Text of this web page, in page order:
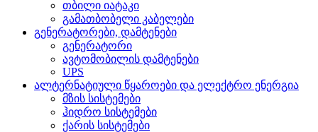
თბილი იატაკი
გამათბობელი კაბელები
გენერატორები, დამტენები
გენერატორი
ავტომობილის დამტენები
UPS
ალტერნატიული წყაროები და ელექტრო ენერგია
მზის სისტემები
ჰიდრო სისტემები
ქარის სისტემები